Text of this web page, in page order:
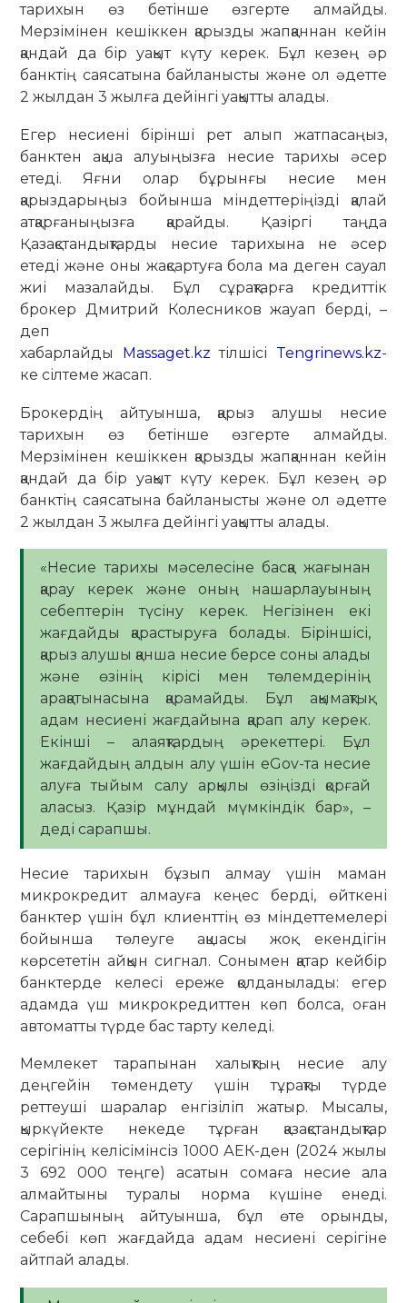
тарихын өз бетінше өзгерте алмайды.
Мерзімінен кешіккен қарызды жапқаннан кейін
қандай да бір уақыт күту керек. Бұл кезең әр
банктің саясатына байланысты және ол әдетте
2 жылдан 3 жылға дейінгі уақытты алады.
Егер несиені бірінші рет алып жатпасаңыз,
банктен ақша алуыңызға несие тарихы әсер
етеді. Яғни олар бұрынғы несие мен
қарыздарыңыз бойынша міндеттеріңізді қалай
атқарғаныңызға қарайды. Қазіргі таңда
Қазақстандықтарды несие тарихына не әсер
етеді және оны жақсартуға бола ма деген сауал
жиі мазалайды. Бұл сұрақтарға кредиттік
брокер Дмитрий Колесников жауап берді, –
деп
хабарлайды Massaget.kz тілшісі Tengrinews.kz-
ке сілтеме жасап.
Брокердің айтуынша, қарыз алушы несие
тарихын өз бетінше өзгерте алмайды.
Мерзімінен кешіккен қарызды жапқаннан кейін
қандай да бір уақыт күту керек. Бұл кезең әр
банктің саясатына байланысты және ол әдетте
2 жылдан 3 жылға дейінгі уақытты алады.
«Несие тарихы мәселесіне басқа жағынан
қарау керек және оның нашарлауының
себептерін түсіну керек. Негізінен екі
жағдайды қарастыруға болады. Біріншісі,
қарыз алушы қанша несие берсе соны алады
және өзінің кірісі мен төлемдерінің
арақатынасына қарамайды. Бұл ақымақтық:
адам несиені жағдайына қарап алу керек.
Екінші – алаяқтардың әрекеттері. Бұл
жағдайдың алдын алу үшін eGov-та несие
алуға тыйым салу арқылы өзіңізді қорғай
аласыз. Қазір мұндай мүмкіндік бар», –
деді сарапшы.
Несие тарихын бұзып алмау үшін маман
микрокредит алмауға кеңес берді, өйткені
банктер үшін бұл клиенттің өз міндеттемелері
бойынша төлеуге ақшасы жоқ екендігін
көрсететін айқын сигнал. Сонымен қатар кейбір
банктерде келесі ереже қолданылады: егер
адамда үш микрокредиттен көп болса, оған
автоматты түрде бас тарту келеді.
Мемлекет тарапынан халықтың несие алу
деңгейін төмендету үшін тұрақты түрде
реттеуші шаралар енгізіліп жатыр. Мысалы,
қыркүйекте некеде тұрған қазақстандықтар
серігінің келісімінсіз 1000 АЕК-ден (2024 жылы
3 692 000 теңге) асатын сомаға несие ала
алмайтыны туралы норма күшіне енеді.
Сарапшының айтуынша, бұл өте орынды,
себебі көп жағдайда адам несиені серігіне
айтпай алады.